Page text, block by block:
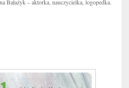
Bałażyk – aktorka, nauczycielka, logopedka.